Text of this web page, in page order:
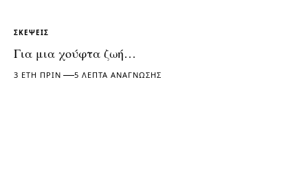
ΣΚΈΨΕΙΣ
Για μια χούφτα ζωή…
3 ΈΤΗ ΠΡΙΝ 5 ΛΕΠΤΆ ΑΝΆΓΝΩΣΗΣ